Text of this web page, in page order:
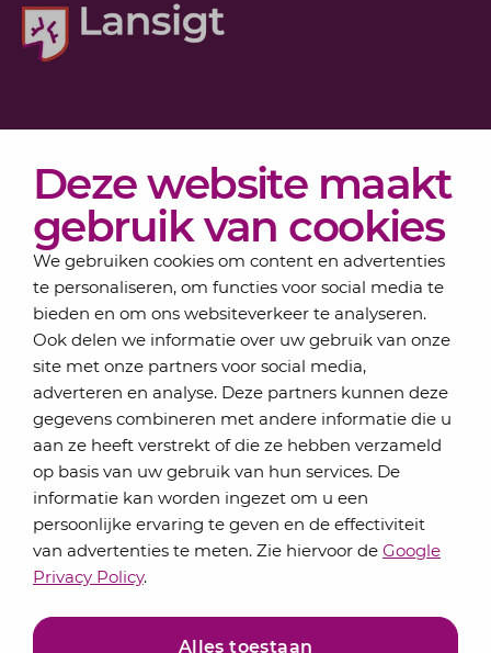
Deze website maakt
gebruik van cookies
We gebruiken cookies om content en advertenties
te personaliseren, om functies voor social media te
bieden en om ons websiteverkeer te analyseren.
Ook delen we informatie over uw gebruik van onze
site met onze partners voor social media,
adverteren en analyse. Deze partners kunnen deze
gegevens combineren met andere informatie die u
aan ze heeft verstrekt of die ze hebben verzameld
op basis van uw gebruik van hun services. De
informatie kan worden ingezet om u een
persoonlijke ervaring te geven en de effectiviteit
van advertenties te meten. Zie hiervoor de Google
Privacy Policy.
Alles toestaan
Actueel
Over Lansigt
Contact
Schrijf je in voor onze nieuwsbrief
Elke maand bundelen de adviseurs van Lansigt in
de eSigt het nieuws.
Jouw emailadres
Inschrijven